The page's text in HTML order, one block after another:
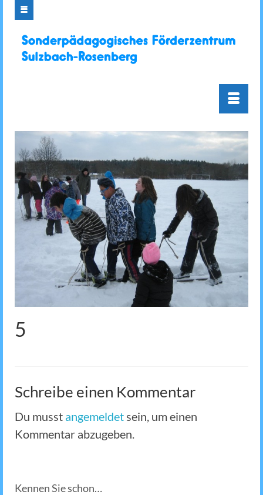
5
Schreibe einen Kommentar
Du musst angemeldetsein, um einen
Kommentar abzugeben.
Kennen Sie schon…